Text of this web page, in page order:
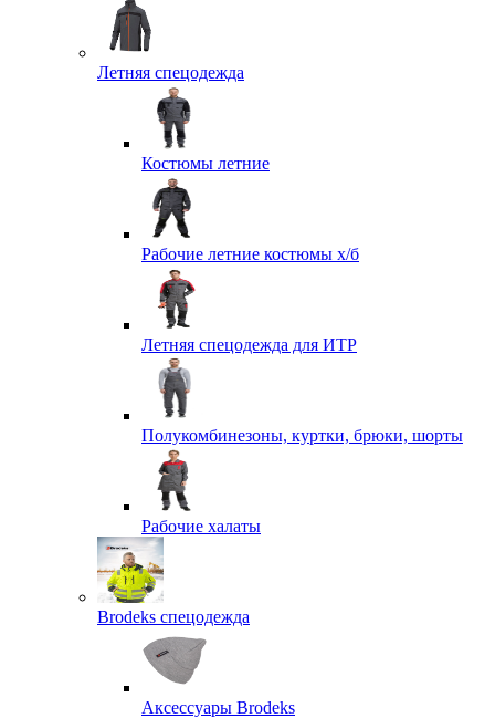
Летняя спецодежда
Костюмы летние
Рабочие летние костюмы х/б
Летняя спецодежда для ИТР
Полукомбинезоны, куртки, брюки, шорты
Рабочие халаты
Brodeks спецодежда
Аксессуары Brodeks